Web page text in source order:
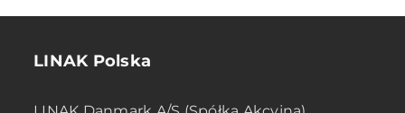
LINAK Polska